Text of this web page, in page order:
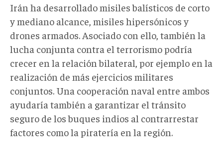
Irán ha desarrollado misiles balísticos de corto
y mediano alcance, misiles hipersónicos y
drones armados. Asociado con ello, también la
lucha conjunta contra el terrorismo podría
crecer en la relación bilateral, por ejemplo en la
realización de más ejercicios militares
conjuntos. Una cooperación naval entre ambos
ayudaría también a garantizar el tránsito
seguro de los buques indios al contrarrestar
factores como la piratería en la región.